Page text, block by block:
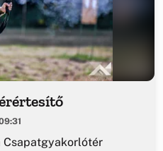
Csapatgyakorlótér